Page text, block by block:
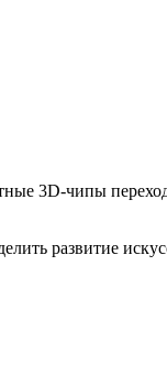
3D-чипы
развитие